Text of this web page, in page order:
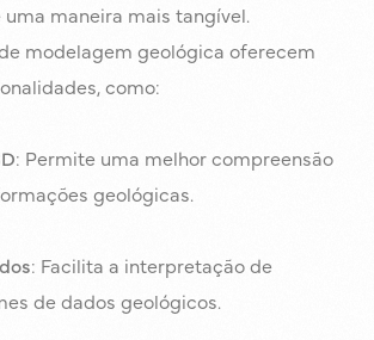
maneira mais tangível.
modelagem geológica oferecem
como:
: Permite uma melhor compreensão
geológicas.
: Facilita a interpretação de
de dados geológicos.